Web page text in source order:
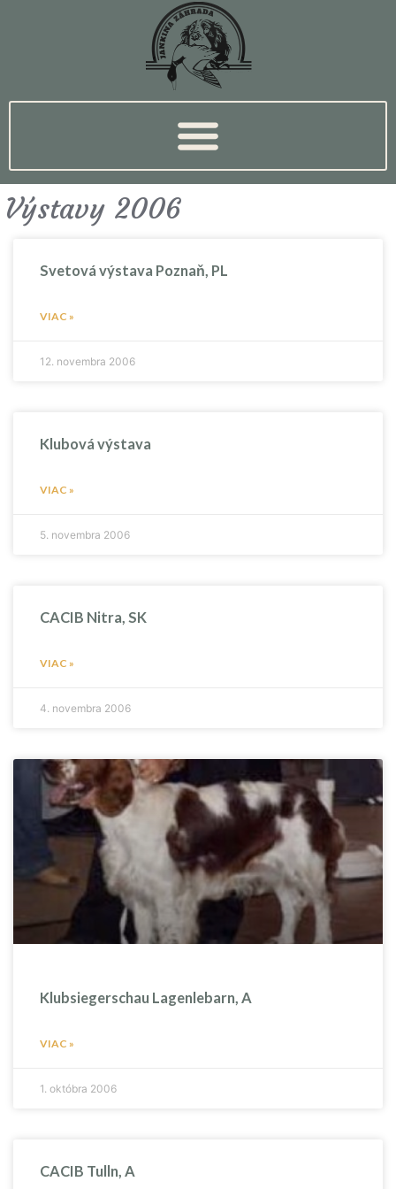
Výstavy 2006
Svetová výstava Poznaň, PL
VIAC »
12. novembra 2006
Klubová výstava
VIAC »
5. novembra 2006
CACIB Nitra, SK
VIAC »
4. novembra 2006
Klubsiegerschau Lagenlebarn, A
VIAC »
1. októbra 2006
CACIB Tulln, A